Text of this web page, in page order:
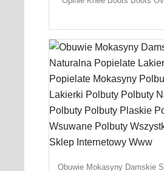
Obuwie Mokasyny Damskie